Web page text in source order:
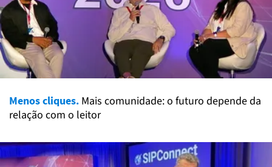
Menos cliques. Mais comunidade: o futuro depende da
relação com o leitor